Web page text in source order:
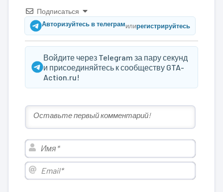
Подписаться
Авторизуйтесь в телеграмилирегистрируйтесь
Войдите через Telegram за пару секунд
и присоединяйтесь к сообществу GTA-
Action.ru!
Имя*
Email*